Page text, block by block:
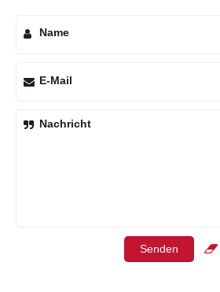
Name
E-Mail
Nachricht